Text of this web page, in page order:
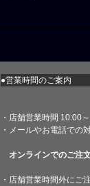
●営業時間のご案内
・店舗営業時間 10:00
・メールやお電話での
オンラインでのご注
・店舗営業時間外にご